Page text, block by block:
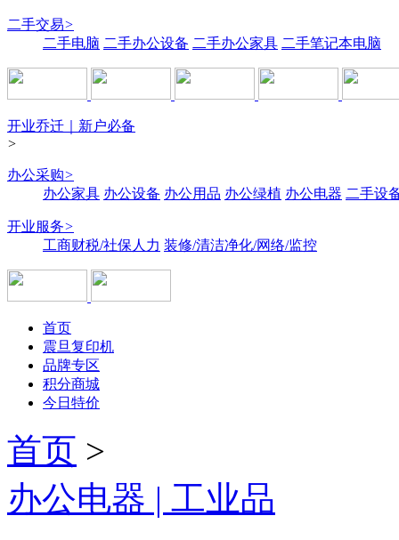
二手交易>
二手电脑 二手办公设备 二手办公家具 二手笔记本电脑
开业乔迁｜新户必备
>
办公采购>
办公家具 办公设备 办公用品 办公绿植 办公电器 二手设
开业服务>
工商财税/社保人力 装修/清洁净化/网络/监控
首页
震旦复印机
品牌专区
积分商城
今日特价
首页 >
办公电器 | 工业品